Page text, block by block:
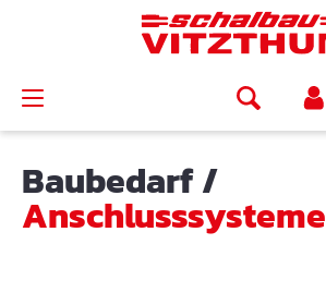
Baubedarf/
Anschlusssysteme